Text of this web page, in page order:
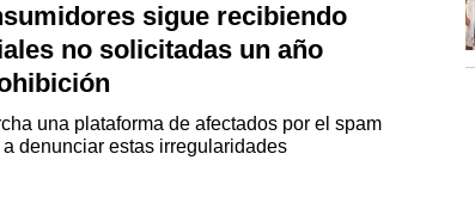
sigue recibiendo
no solicitadas un año
una plataforma de afectados por el spam
denunciar estas irregularidades